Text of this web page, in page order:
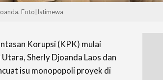
Foto|Istimewa
Korupsi (KPK) mulai
Sherly Djoanda Laos dan
isu monopopoli proyek di